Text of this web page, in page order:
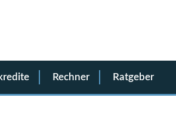
Rechner Ratgeber